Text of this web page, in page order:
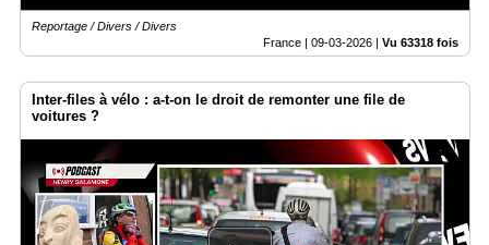
Reportage / Divers / Divers
France | 09-03-2026 | Vu 63318 fois
Inter-files à vélo : a-t-on le droit de remonter une file de
voitures ?